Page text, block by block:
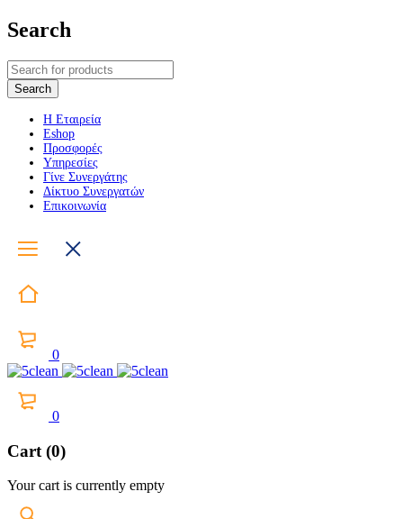
Search
Η Εταιρεία
Eshop
Προσφορές
Υπηρεσίες
Γίνε Συνεργάτης
Δίκτυο Συνεργατών
Επικοινωνία
0
0
Cart (0)
Your cart is currently empty